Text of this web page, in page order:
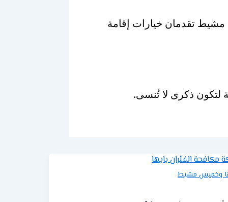
مشيط تقدمان خيارات إقامة
لتكون ذكرى لا تُنسى.
وخميس مشيط